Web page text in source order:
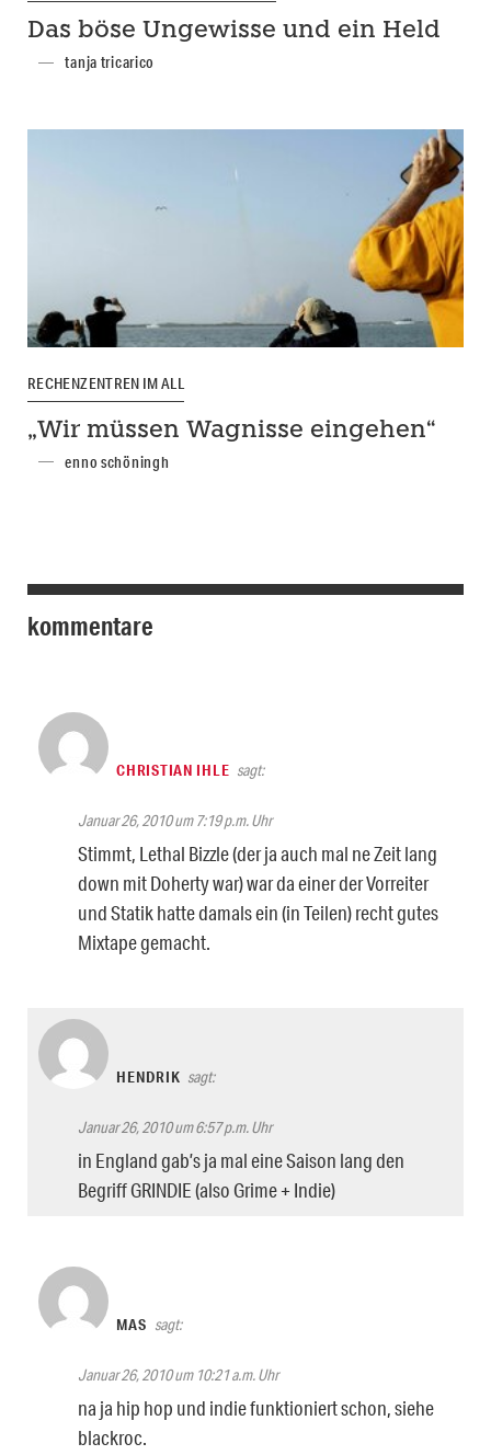
Das böse Ungewisse und ein Held
tanja tricarico
RECHENZENTREN IM ALL
„Wir müssen Wagnisse eingehen“
enno schöningh
kommentare
CHRISTIAN IHLE sagt:
Januar 26, 2010 um 7:19 p.m. Uhr
Stimmt, Lethal Bizzle (der ja auch mal ne Zeit lang
down mit Doherty war) war da einer der Vorreiter
und Statik hatte damals ein (in Teilen) recht gutes
Mixtape gemacht.
HENDRIK sagt:
Januar 26, 2010 um 6:57 p.m. Uhr
in England gab’s ja mal eine Saison lang den
Begriff GRINDIE (also Grime + Indie)
MAS sagt:
Januar 26, 2010 um 10:21 a.m. Uhr
na ja hip hop und indie funktioniert schon, siehe
blackroc.